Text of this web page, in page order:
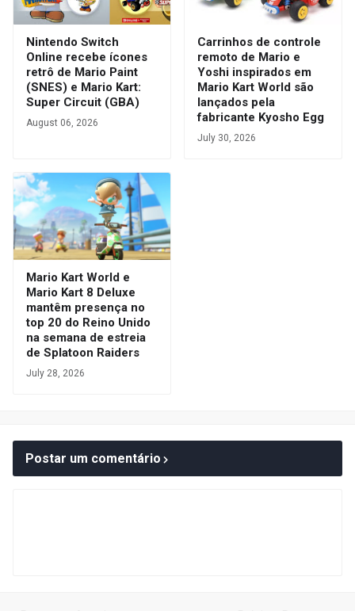
Nintendo Switch
Online recebe ícones
retrô de Mario Paint
(SNES) e Mario Kart:
Super Circuit (GBA)
August 06, 2026
Carrinhos de controle
remoto de Mario e
Yoshi inspirados em
Mario Kart World são
lançados pela
fabricante Kyosho Egg
July 30, 2026
Mario Kart World e
Mario Kart 8 Deluxe
mantêm presença no
top 20 do Reino Unido
na semana de estreia
de Splatoon Raiders
July 28, 2026
Postar um comentário